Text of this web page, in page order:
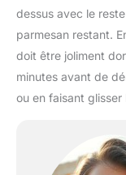
dessus avec le
parmesan restant.
doit être joliment
minutes avant de
ou en faisant